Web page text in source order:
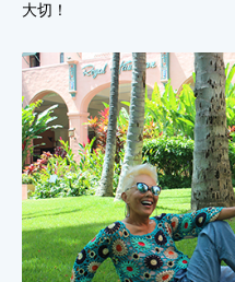
大切！